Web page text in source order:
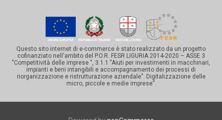
Questo sito internet di e-commerce è stato realizzato da un progetto
cofinanziato nell'ambito del P.O.R. FESR LIGURIA 2014-2020 – ASSE 3
"Competitività delle imprese ", 3.1.1 "Aiuti per investimenti in macchinari,
impianti e beni intangibili e accompagnamento dei processi di
riorganizzazione e ristrutturazione aziendale". Digitalizzazione delle
micro, piccole e medie imprese”.